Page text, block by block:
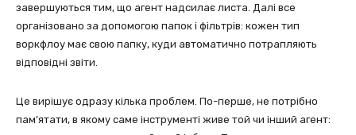
завершуються тим, що агент надсилає листа. Далі все
організовано за допомогою папок і фільтрів: кожен тип
воркфлоу має свою папку, куди автоматично потрапляють
відповідні звіти.
Це вирішує одразу кілька проблем. По-перше, не потрібно
пам’ятати, в якому саме інструменті живе той чи інший агент: